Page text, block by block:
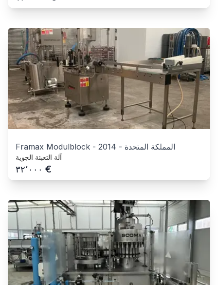
Framax Modulblock - 2014 - المملكة المتحدة
آلة التعبئة الجوية
٣٢٬٠٠٠ €